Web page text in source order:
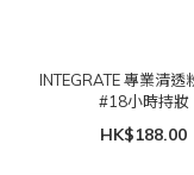
INTEGRATE 專業清透
#18小時持妝
HK$188.00